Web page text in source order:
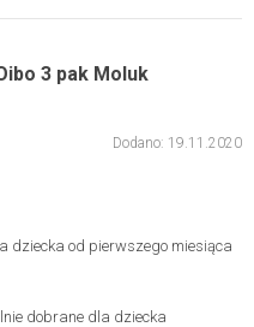
3 pak Moluk
Dodano: 19.11.2020
od pierwszego miesiąca
dobrane dla dziecka